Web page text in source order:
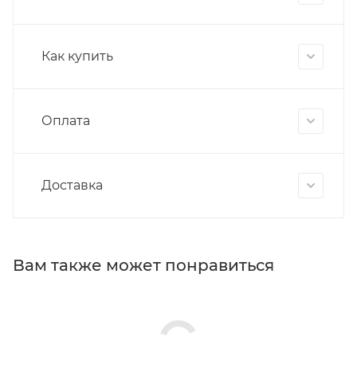
Как купить
Оплата
Доставка
Вам также может понравиться